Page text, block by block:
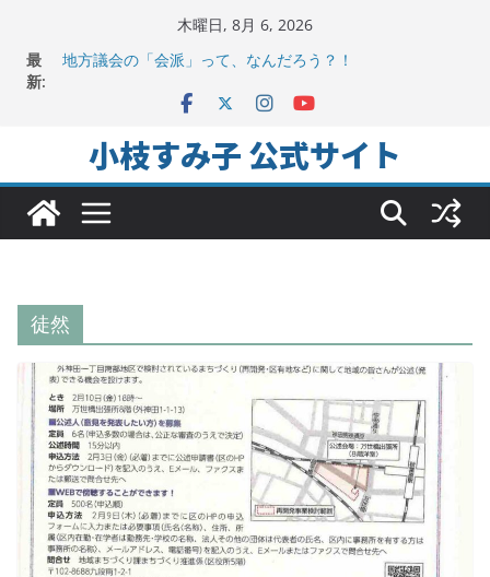
木曜日, 8月 6, 2026
最
新:
地方議会の「会派」って、なんだろう？！
ちよだの声ニュース No,9発信しました！
会」に参加
ヒートアイランド緩和のキーワードは「水と緑と風」
小枝すみ子 公式サイト
徒然